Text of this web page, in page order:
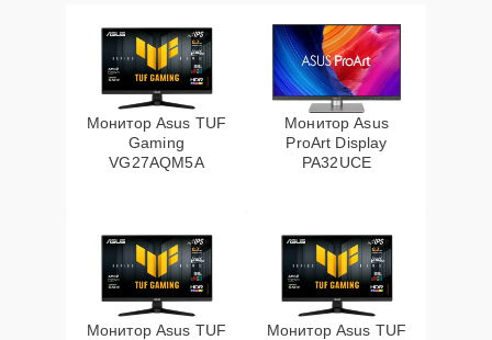
Монитор Asus TUF
Gaming
VG27AQM5A
Монитор Asus
ProArt Display
PA32UCE
Монитор Asus TUF
Монитор Asus TUF